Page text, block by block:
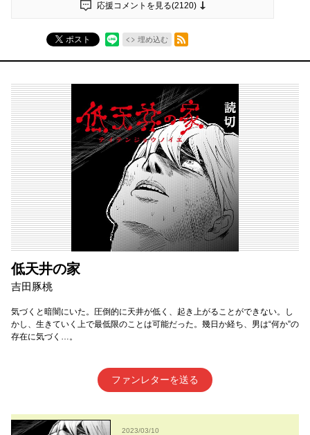
応援コメントを見る(2120)
ポスト 埋め込む
RSSフィード
低天井の家
吉田豚桃
気づくと暗闇にいた。圧倒的に天井が低く、起き上がることができない。し
かし、生きていく上で最低限のことは可能だった。幾日か経ち、男は“何か”の
存在に気づく…。
ファンレターを送る
2023/03/10